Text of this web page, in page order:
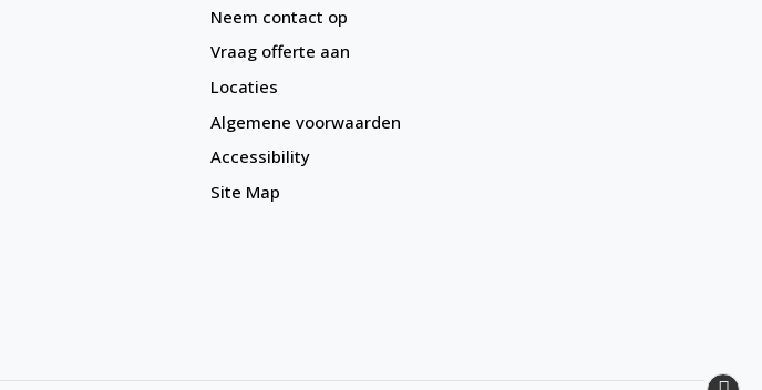
Neem contact op
Vraag offerte aan
Locaties
Algemene voorwaarden
Accessibility
Site Map